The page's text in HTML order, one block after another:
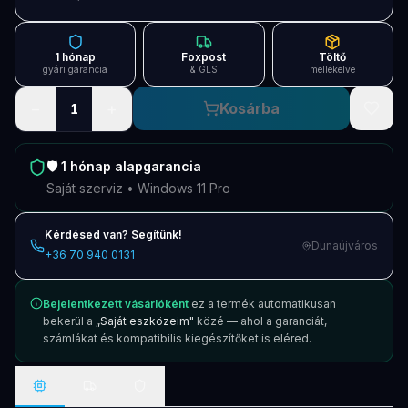
Szolgáltatások
Új termékek
Keresés
1 hónap
gyári garancia
Foxpost
& GLS
Töltő
mellékelve
1 Kosárba
🛡️1 hónap alapgarancia
Saját szerviz • Windows 11 Pro
Kérdésed van? Segítünk!
+36 70 940 0131
Dunaújváros
Bejelentkezett vásárlóként ez a termék automatikusan
bekerül a „Saját eszközeim" közé — ahol a garanciát,
számlákat és kompatibilis kiegészítőket is eléred.